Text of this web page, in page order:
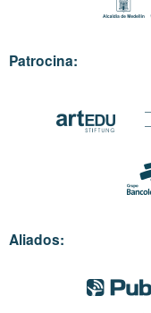
Patrocina:
Aliados: